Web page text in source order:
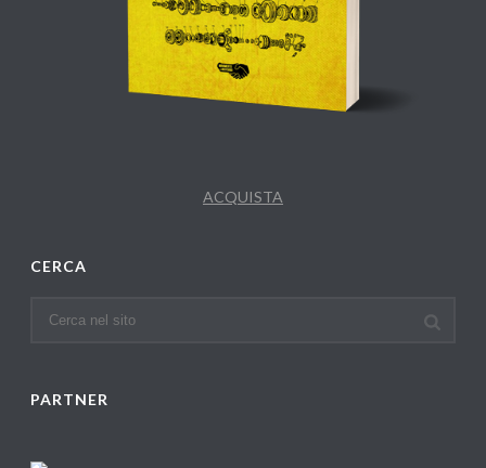
ACQUISTA
CERCA
PARTNER